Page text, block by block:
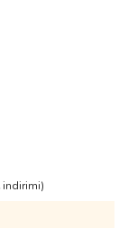
indirimi)